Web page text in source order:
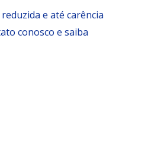
e até carência
conosco e saiba